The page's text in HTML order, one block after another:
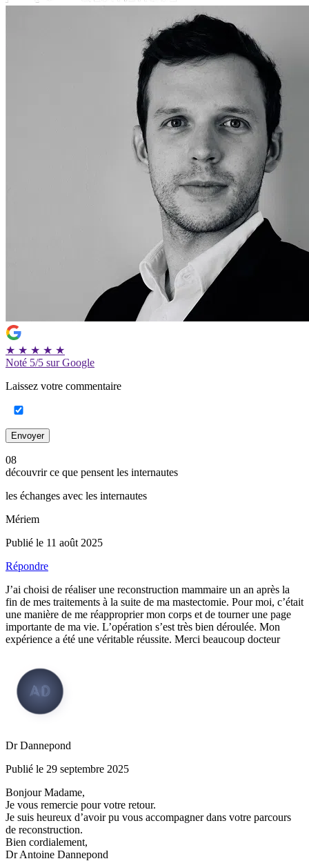
★ ★ ★ ★ ★
Noté 5/5 sur Google
Laissez votre commentaire
Envoyer
08
découvrir ce que pensent les internautes
les échanges avec les internautes
Mériem
Publié le 11 août 2025
Répondre
J’ai choisi de réaliser une reconstruction mammaire un an après la
fin de mes traitements à la suite de ma mastectomie. Pour moi, c’était
une manière de me réapproprier mon corps et de tourner une page
importante de ma vie. L’opération s’est très bien déroulée. Mon
expérience a été une véritable réussite. Merci beaucoup docteur
Dr Dannepond
Publié le 29 septembre 2025
Bonjour Madame,
Je vous remercie pour votre retour.
Je suis heureux d’avoir pu vous accompagner dans votre parcours
de reconstruction.
Bien cordialement,
Dr Antoine Dannepond